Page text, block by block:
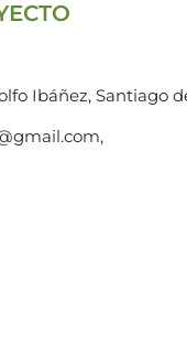
Ibáñez, Santiago